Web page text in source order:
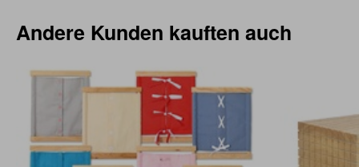
Andere Kunden kauften auch